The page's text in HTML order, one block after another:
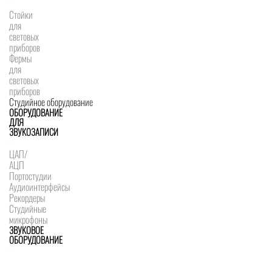
Стойки
для
световых
приборов
Фермы
для
световых
приборов
Студийное оборудование
ОБОРУДОВАНИЕ
ДЛЯ
ЗВУКОЗАПИСИ
ЦАП/
АЦП
Портостудии
Аудиоинтерфейсы
Рекордеры
Студийные
микрофоны
ЗВУКОВОЕ
ОБОРУДОВАНИЕ